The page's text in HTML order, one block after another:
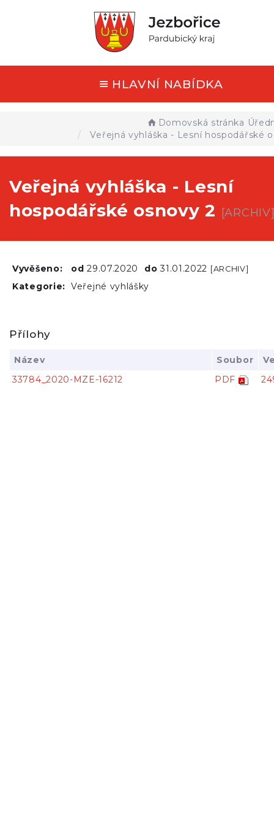
HLAVNÍ NABÍDKA
Domovská stránka
Veřejná vyhláška - Lesní hospodářské
Veřejná vyhláška - Lesní
hospodářské osnovy 2
Vyvěšeno: od29.07.2020 do31.01.2022 [ARCHIV]
Kategorie: Veřejné vyhlášky
Přílohy
Název Soubor
33784_2020-MZE-16212
PDF